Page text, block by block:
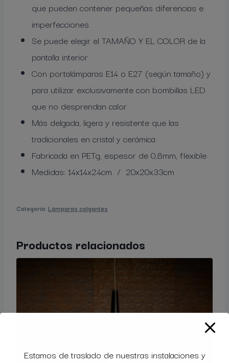
que pueden contener pequeñas diferencias e
imperfecciones.
Se puede elegir el TAMAÑO Y EL COLOR de la
pantalla interior
Con portalámparas E14 o E27 (según tamaño) y
para utilizar exclusivamente con bombillas LED
que no desprendan calor
Más delgada, ligera y resistente que las
tradicionales en cristal y cerámica
Fabricada en PETg, espesor de 0,8mm, flexible
Medidas: 14x14x24cm / 20x20x33cm
Categoría: Lámparas colgantes
Productos relacionados
Estamos de traslado de nuestras instalaciones y